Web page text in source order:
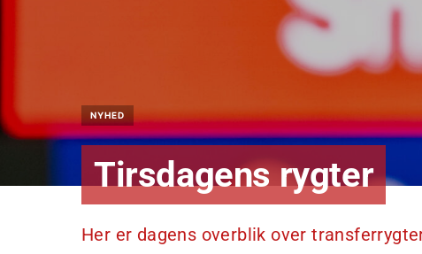
NYHED
Tirsdagens rygter
Her er dagens overblik over